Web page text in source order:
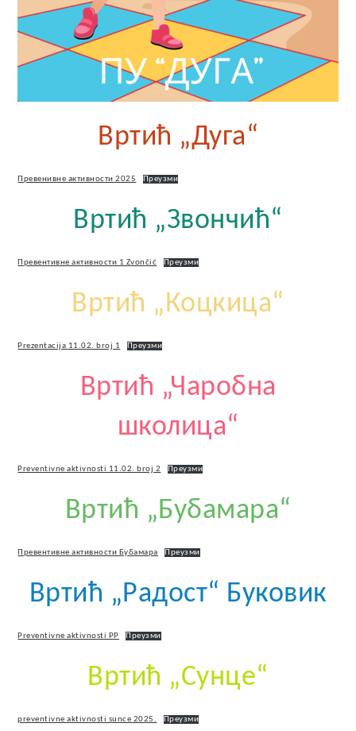
Вртић „Дуга“
Превенивне активности 2025 Преузми
Вртић „Звончић“
Превентивне активности 1 Zvončić Преузми
Вртић „Коцкица“
Prezentacija 11.02. broj 1 Преузми
Вртић „Чаробна
школица“
Preventivne aktivnosti 11.02. broj 2 Преузми
Вртић „Бубамара“
Превентивне активности Бубамара Преузми
Вртић „Радост“ Буковик
Preventivne aktivnosti PP Преузми
Вртић „Сунце“
preventivne aktivnosti sunce 2025. Преузми